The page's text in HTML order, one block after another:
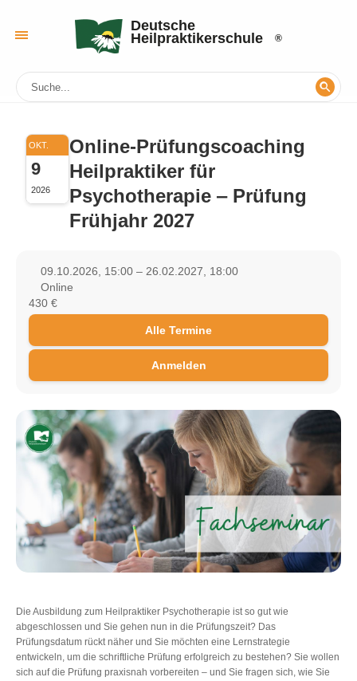
Deutsche
Heilpraktikerschule
OKT.
9
2026
Online-Prüfungscoaching
Heilpraktiker für
Psychotherapie ‒ Prüfung
Frühjahr 2027
09.10.2026, 15:00 – 26.02.2027, 18:00
Online
430 €
Alle Termine
Anmelden
Die Ausbildung zum Heilpraktiker Psychotherapie ist so gut wie
abgeschlossen und Sie gehen nun in die Prüfungszeit? Das
Prüfungsdatum rückt näher und Sie möchten eine Lernstrategie
entwickeln, um die schriftliche Prüfung erfolgreich zu bestehen? Sie wollen
sich auf die Prüfung praxisnah vorbereiten – und Sie fragen sich, wie Sie